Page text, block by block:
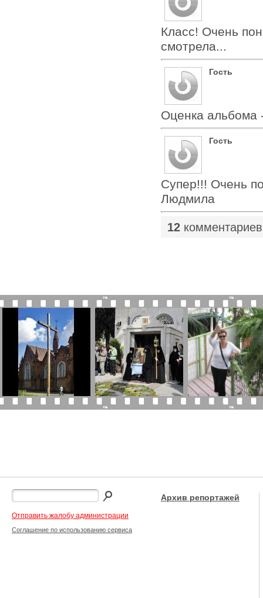
Класс! Очень
смотрела...
Гость
Оценка альбома
Гость
Супер!!! Очень
Людмила
12
Отправить жалобу администрации
Соглашение по использованию сервиса
Архив репортажей